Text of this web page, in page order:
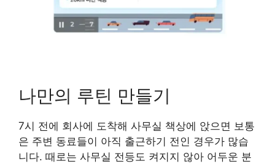
나만의 루틴 만들기
7시 전에 회사에 도착해 사무실 책상에 앉으면 보통
은 주변 동료들이 아직 출근하기 전인 경우가 많습
니다. 때로는 사무실 전등도 켜지지 않아 어두운 분